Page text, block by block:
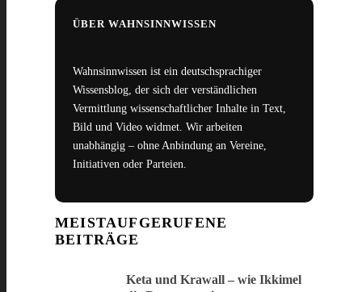
ÜBER WAHNSINNWISSEN
Wahnsinnwissen ist ein deutschsprachiger
Wissensblog, der sich der verständlichen
Vermittlung wissenschaftlicher Inhalte in Text,
Bild und Video widmet. Wir arbeiten
unabhängig – ohne Anbindung an Vereine,
Initiativen oder Parteien.
MEISTAUFGERUFENE
BEITRÄGE
Keta und Krawall – wie Ikkimel